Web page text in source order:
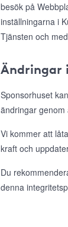
besök på
inställningarna i
Tjänsten och
Ändringar
Sponsorhuset
ändringar genom
Vi kommer att
kraft och
Du
denna